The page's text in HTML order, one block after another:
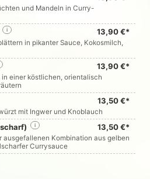
und Mandeln in Curry-
13,90 €*
i
in pikanter Sauce, Kokosmilch,
13,90 €*
einer köstlichen, orientalisch
13,50 €*
mit Ingwer und Knoblauch
13,50 €*
i
Kombination aus gelben
Currysauce